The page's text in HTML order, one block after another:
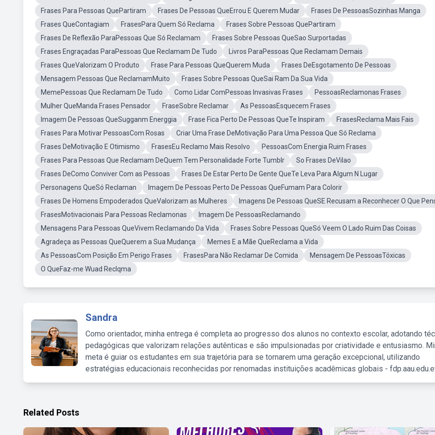
Frases Para Pessoas QuePartiram
Frases De Pessoas QueErrou E Querem Mudar
Frases De PessoasSozinhas Manga
Frases QueContagiam
FrasesPara Quem Só Reclama
Frases Sobre Pessoas QuePartiram
Frases De Reflexão ParaPessoas Que Só Reclamam
Frases Sobre Pessoas QueSao Surportadas
Frases Engraçadas ParaPessoas Que Reclamam De Tudo
Livros ParaPessoas Que Reclamam Demais
Frases QueValorizam O Produto
Frase Para Pessoas QueQuerem Muda
Frases DeEsgotamento De Pessoas
Mensagem Pessoas Que ReclamamMuito
Frases Sobre Pessoas QueSai Ram Da Sua Vida
MemePessoas Que Reclamam De Tudo
Como Lidar ComPessoas Invasivas Frases
PessoasReclamonas Frases
Mulher QueManda Frases Pensador
FraseSobre Reclamar
As PessoasEsquecem Frases
Imagem De Pessoas QueSugganm Energgia
Frase Fica Perto De Pessoas QueTe Inspiram
FrasesReclama Mais Fais
Frases Para Motivar PessoasCom Rosas
Criar Uma Frase DeMotivação Para Uma Pessoa Que Só Reclama
Frases DeMotivação E Otimismo
FrasesEu Reclamo Mais Resolvo
PessoasCom Energia Ruim Frases
Frases Para Pessoas Que Reclamam DeQuem Tem Personalidade Forte Tumblr
So Frases DeVilao
Frases DeComo Conviver Com as Pessoas
Frases De Estar Perto De Gente QueTe Leva Para Algum N Lugar
Personagens QueSó Reclaman
Imagem De Pessoas Perto De Pessoas QueFumam Para Colorir
Frases De Homens Empoderados QueValorizam as Mulheres
Imagens De Pessoas QueSE Recusam a Reconhecer O Que
FrasesMotivacionais Para Pessoas Reclamonas
Imagem De PessoasReclamando
Mensagens Para Pessoas QueVivem Reclamando Da Vida
Frases Sobre Pessoas QueSó Veem O Lado Ruim Das Coisas
Agradeça as Pessoas QueQuerem a Sua Mudança
Memes E a Mãe QueReclama a Vida
As PessoasCom Posição Em Perigo Frases
FrasesPara Não Reclamar De Comida
Mensagem De PessoasTóxicas
O QueFaz-me Wuad Reclqma
Sandra
Como orientador, minha entrega é completa ao progresso dos alunos no contexto escolar, adotando
pedagógicas que valorizam relações autênticas e são impulsionadas por criatividade e entusiasmo.
meta é guiar os estudantes em sua trajetória para se tornarem uma geração excepcional, utilizando
estratégias educacionais reconhecidas por renomadas instituições acadêmicas globais -
Related Posts